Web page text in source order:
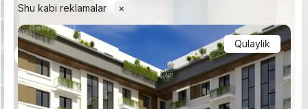
Shu kabi reklamalar ×
Qulaylik